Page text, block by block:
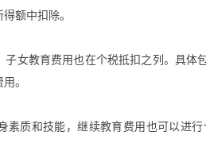
额中扣除。
子女教育费用也在个税抵扣之列。具
。
素质和技能，继续教育费用也可以进